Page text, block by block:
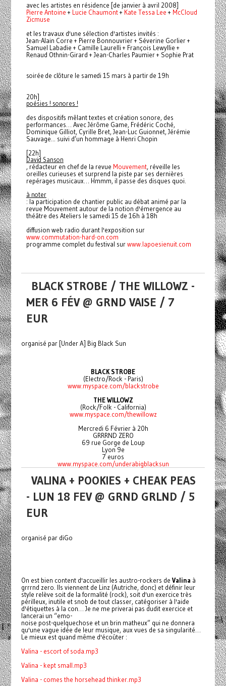
avec les artistes en résidence [de janvier à avril 2008]
Pierre Antoine+ Lucie Chaumont+ Kate Tessa Lee+ McCloud
Zicmuse
et les travaux d'une sélection d'artistes invités :
Jean-Alain Corre + Pierre Bonnouvrier + Séverine Gorlier +
Samuel Labadie + Camille Laurelli + François Lewyllie +
Renaud Othnin-Girard + Jean-Charles Paumier + Sophie Prat
soirée de clôture le samedi 15 mars à partir de 19h
20h]
poésies ! sonores !
des dispositifs mêlant textes et création sonore, des
performances… Avec Jérôme Game, Frédéric Coché,
Dominique Gilliot, Cyrille Bret, Jean-Luc Guionnet, Jérémie
Sauvage... suivi d’un hommage à Henri Chopin
[22h]
David Sanson
, rédacteur en chef de la revue Mouvement, réveille les
oreilles curieuses et surprend la piste par ses dernières
repérages musicaux… Hmmm, il passe des disques quoi.
à noter
: la participation de chantier public au débat animé par la
revue Mouvement autour de la notion d'émergence au
théâtre des Ateliers le samedi 15 de 16h à 18h
diffusion web radio durant l'exposition sur
www.commutation-hard-on.com
programme complet du festival surwww.lapoesienuit.com
BLACK STROBE / THE WILLOWZ -
MER 6 FÉV @ GRND VAISE / 7
EUR
organisé par [Under A] Big Black Sun
BLACK STROBE
(Electro/Rock - Paris)
www.myspace.com/blackstrobe
THE WILLOWZ
(Rock/Folk - California)
www.myspace.com/thewillowz
Mercredi 6 Février à 20h
GRRRND ZERO
69 rue Gorge de Loup
Lyon 9e
7 euros
www.myspace.com/underabigblacksun
VALINA + POOKIES + CHEAK PEAS
- LUN 18 FEV @ GRND GRLND / 5
EUR
organisé par diGo
On est bien content d'accueillir les austro-rockers de Valina à
grrrnd zero. Ils viennent de Linz (Autriche, donc) et définir leur
style relève soit de la formalité (rock), soit d'un exercice très
périlleux, inutile et snob de tout classer, catégoriser à l'aide
d'étiquettes à la con… Je ne me priverai pas dudit exercice et
lancerai un “emo-
noise post-quelquechose et un brin matheux” qui ne donnera
qu'une vague idée de leur musique, aux vues de sa singularité…
Le mieux est quand même d'écoûter :
Valina - escort of soda.mp3
Valina - kept small.mp3
Valina - comes the horsehead thinker.mp3